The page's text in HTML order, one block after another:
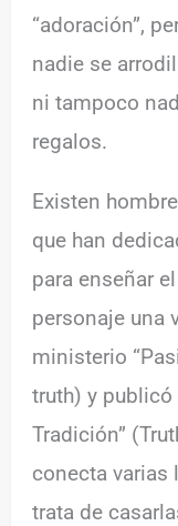
“adoración”,
nadie se
ni tampoco
regalos.
Existen
que han
para enseñar
personaje una
ministerio
truth) y publicó
Tradición”
conecta varias
trata de